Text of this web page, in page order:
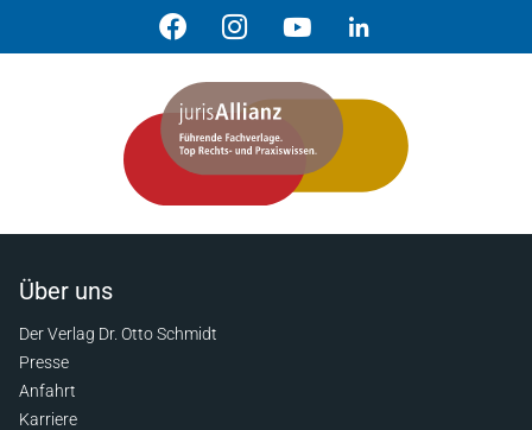
Über uns
Der Verlag Dr. Otto Schmidt
Presse
Anfahrt
Karriere